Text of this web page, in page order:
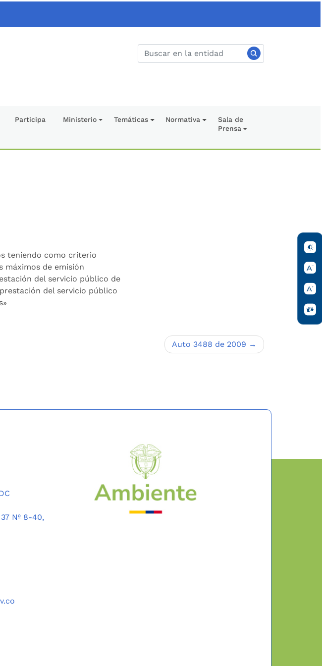
Participa Ministerio Temáticas Normativa
Sala de
Prensa
teniendo como criterio
máximos de emisión
del servicio público de
del servicio público
Auto 3488 de 2009
Nº 8-40,